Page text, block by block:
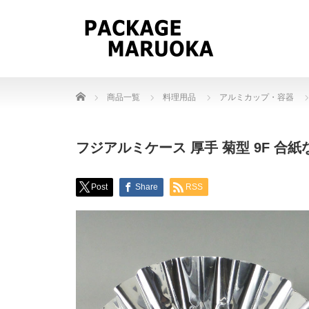
Home 商品一覧 料理用品 アルミカップ・容器
フジアルミケース 厚手 菊型 9F 合紙
Post Share RSS